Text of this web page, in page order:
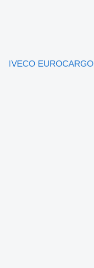
المحور الأمامي 7173056 لـ الشاحنات IVECO EUROCARGO